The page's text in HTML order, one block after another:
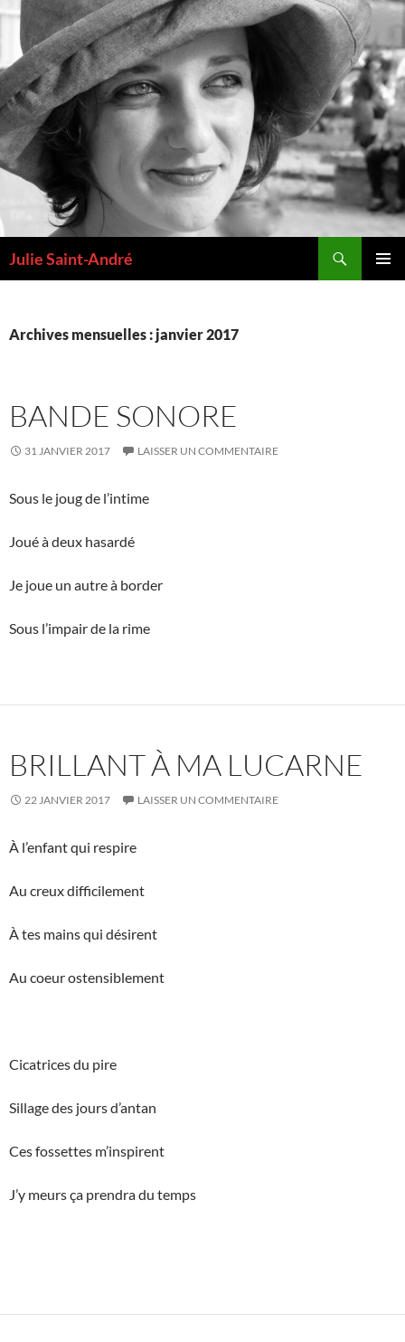
Aller
contenu
Julie Saint-André
Archives mensuelles : janvier 2017
BANDE SONORE
31 JANVIER 2017 LAISSER UN COMMENTAIRE
Sous le joug de l’intime
Joué à deux hasardé
Je joue un autre à border
Sous l’impair de la rime
BRILLANT À MA LUCARNE
22 JANVIER 2017 LAISSER UN COMMENTAIRE
À l’enfant qui respire
Au creux difficilement
À tes mains qui désirent
Au coeur ostensiblement
Cicatrices du pire
Sillage des jours d’antan
Ces fossettes m’inspirent
J’y meurs ça prendra du temps